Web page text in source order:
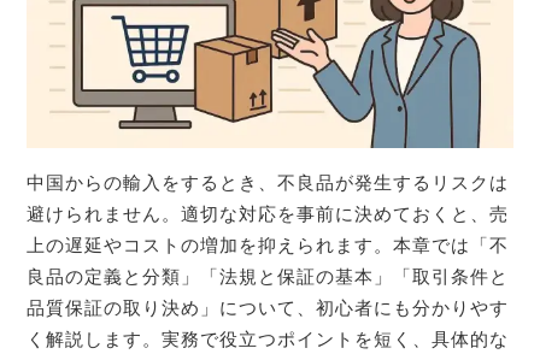
中国からの輸入をするとき、不良品が発生するリスクは
避けられません。適切な対応を事前に決めておくと、売
上の遅延やコストの増加を抑えられます。本章では「不
良品の定義と分類」「法規と保証の基本」「取引条件と
品質保証の取り決め」について、初心者にも分かりやす
く解説します。実務で役立つポイントを短く、具体的な